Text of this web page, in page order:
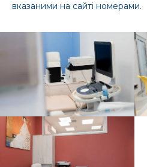
вказаними на сайті номерами.